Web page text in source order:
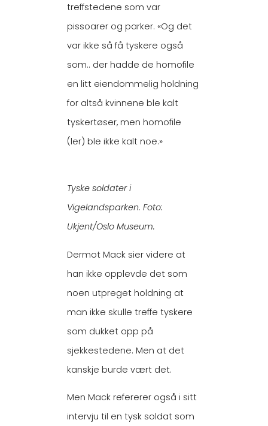
treffstedene som var
pissoarer og parker. «Og det
var ikke så få tyskere også
som.. der hadde de homofile
en litt eiendommelig holdning
for altså kvinnene ble kalt
tyskertøser, men homofile
(ler) ble ikke kalt noe.»
Tyske soldater i
Vigelandsparken. Foto:
Ukjent/Oslo Museum.
Dermot Mack sier videre at
han ikke opplevde det som
noen utpreget holdning at
man ikke skulle treffe tyskere
som dukket opp på
sjekkestedene. Men at det
kanskje burde vært det.
Men Mack refererer også i sitt
intervju til en tysk soldat som